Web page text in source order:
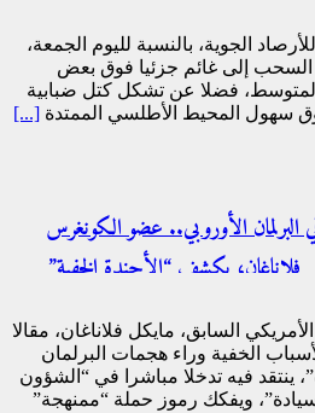
الجوية، بالنسبة لليوم الجمعة،
إلى غائم جزئيا فوق بعض
فضلا عن تشكل كتل ضبابية
سهول المحيط الأطلسي الممتدة [...]
البرلمان الأوروبي.. عضو الكونغرس
فلاناغان، يكشف “الأجندة الخفية”
السابق، مايكل فلاناغان، مقالا
الخفية وراء هجمات البرلمان
ينتقد فيه تدخلا مباشرا في “الشؤون
ويفكك رموز حملة “ممنهجة”